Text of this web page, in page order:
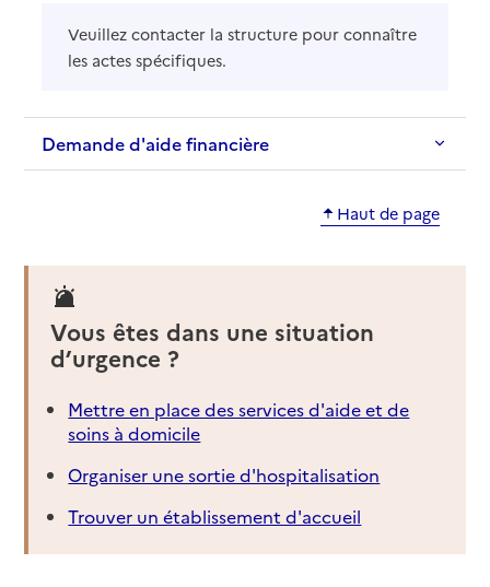
Veuillez contacter la structure pour connaître
les actes spécifiques.
Demande d'aide financière
Haut de page
Vous êtes dans une situation
d’urgence ?
Mettre en place des services d'aide et de
soins à domicile
Organiser une sortie d'hospitalisation
Trouver un établissement d'accueil